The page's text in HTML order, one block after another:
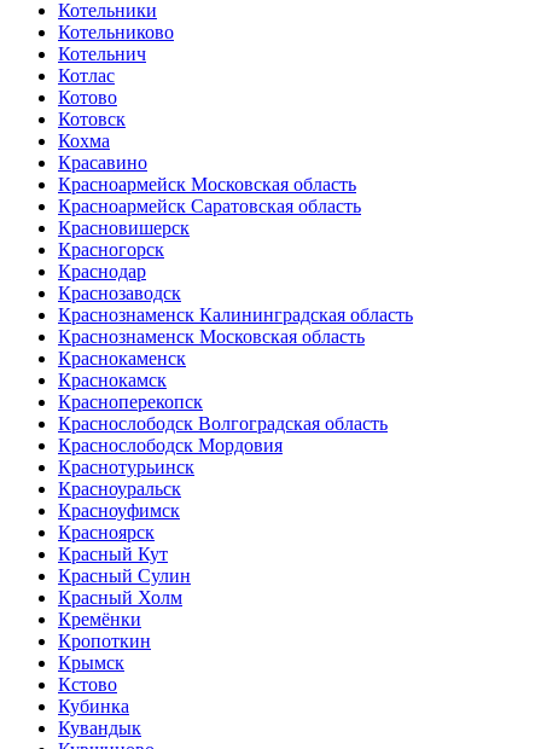
Котельники
Котельниково
Котельнич
Котлас
Котово
Котовск
Кохма
Красавино
Красноармейск Московская область
Красноармейск Саратовская область
Красновишерск
Красногорск
Краснодар
Краснозаводск
Краснознаменск Калининградская область
Краснознаменск Московская область
Краснокаменск
Краснокамск
Красноперекопск
Краснослободск Волгоградская область
Краснослободск Мордовия
Краснотурьинск
Красноуральск
Красноуфимск
Красноярск
Красный Кут
Красный Сулин
Красный Холм
Кремёнки
Кропоткин
Крымск
Кстово
Кубинка
Кувандык